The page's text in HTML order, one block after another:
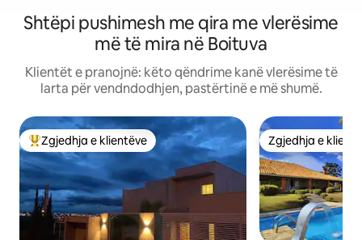
Shtëpi pushimesh me qira me vlerësime
më të mira në Boituva
Klientët e pranojnë: këto qëndrime kanë vlerësime të
larta për vendndodhjen, pastërtinë e më shumë.
Më të mirat e zgjedhjeve të klientëve
Zgjedhja e klientëve Zgjedhja e
Zgjedhja e